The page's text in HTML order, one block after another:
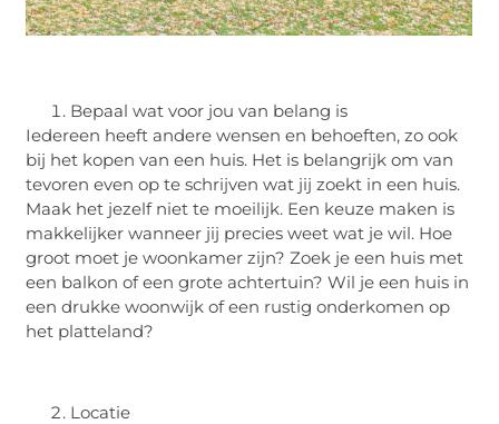
Bepaal wat voor jou van belang is
Iedereen heeft andere wensen en behoeften, zo ook
bij het kopen van een huis. Het is belangrijk om van
tevoren even op te schrijven wat jij zoekt in een huis.
Maak het jezelf niet te moeilijk. Een keuze maken is
makkelijker wanneer jij precies weet wat je wil. Hoe
groot moet je woonkamer zijn? Zoek je een huis met
een balkon of een grote achtertuin? Wil je een huis in
een drukke woonwijk of een rustig onderkomen op
het platteland?
Locatie